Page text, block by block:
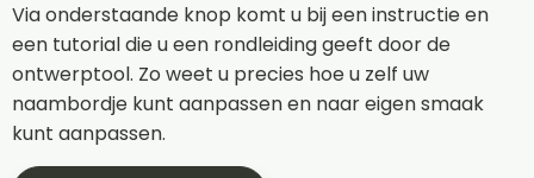
Via onderstaande knop komt u bij een instructie en
een tutorial die u een rondleiding geeft door de
ontwerptool. Zo weet u precies hoe u zelf uw
naambordje kunt aanpassen en naar eigen smaak
kunt aanpassen.